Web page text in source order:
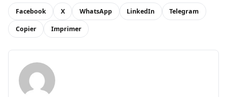
Facebook X WhatsApp LinkedIn Telegram
Copier Imprimer